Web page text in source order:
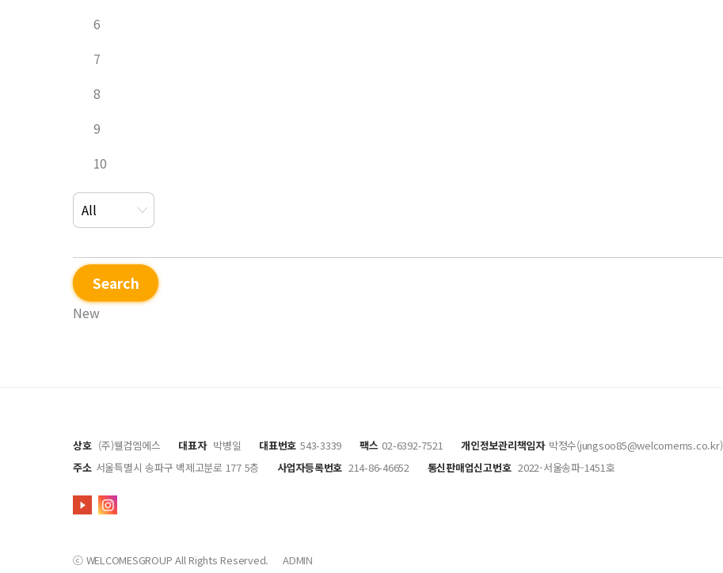
6
7
8
9
10
Search
New
상호 (주)웰컴엠에스 대표자 박병일 대표번호 543-3339 팩스 02-6392-7521 개인정보관리책임자 박정수(jungsoo85@welcomems.co.kr)
주소 서울특별시 송파구 백제고분로 177 5층 사업자등록번호 214-86-46652 통신판매업신고번호 2022-서울송파-1451호
ⓒ WELCOMESGROUP All Rights Reserved. ADMIN